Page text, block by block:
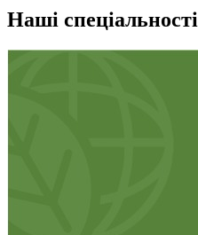
Наші спеціальності